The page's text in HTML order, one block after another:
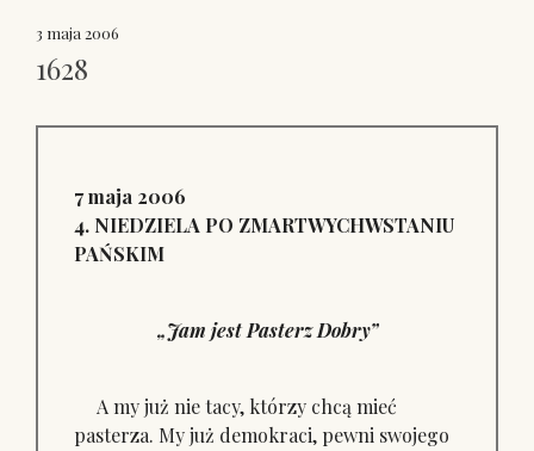
3 maja 2006
1628
7 maja 2006
4. NIEDZIELA PO ZMARTWYCHWSTANIU
PAŃSKIM
„Jam jest Pasterz Dobry”
A my już nie tacy, którzy chcą mieć
pasterza. My już demokraci, pewni swojego